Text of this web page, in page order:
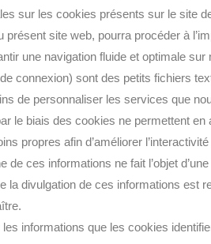
sur les cookies présents sur le site
présent site web, pourra procéder à
une navigation fluide et optimale sur
connexion) sont des petits fichiers
de personnaliser les services que
le biais des cookies ne permettent
propres afin d’améliorer
de ces informations ne fait l’objet
la divulgation de ces informations est
informations que les cookies